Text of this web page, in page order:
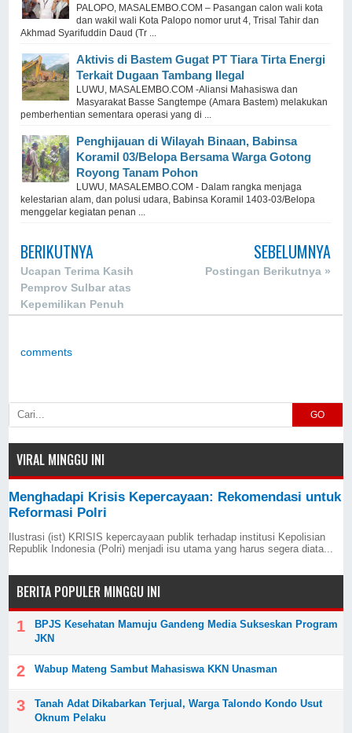
PALOPO, MASALEMBO.COM – Pasangan calon wali kota
dan wakil wali Kota Palopo nomor urut 4, Trisal Tahir dan
Akhmad Syarifuddin Daud (Tr ...
Aktivis di Bastem Gugat PT Tiara Tirta Energi
Terkait Dugaan Tambang Ilegal
LUWU, MASALEMBO.COM -Aliansi Mahasiswa dan
Masyarakat Basse Sangtempe (Amara Bastem) melakukan
pemberhentian sementara operasi yang di ...
Penghijauan di Wilayah Binaan, Babinsa
Koramil 03/Belopa Bersama Warga Gotong
Royong Tanam Pohon
LUWU, MASALEMBO.COM - Dalam rangka menjaga
kelestarian alam, dan polusi udara, Babinsa Koramil 1403-03/Belopa
menggelar kegiatan penan ...
BERIKUTNYA
Ucapan Terima Kasih
Pemprov Sulbar atas
Kepemilikan Penuh
SEBELUMNYA
Postingan Berikutnya »
comments
GO
VIRAL MINGGU INI
Menghadapi Krisis Kepercayaan: Rekomendasi untuk
Reformasi Polri
Ilustrasi (ist) KRISIS kepercayaan publik terhadap institusi Kepolisian
Republik Indonesia (Polri) menjadi isu utama yang harus segera diata...
BERITA POPULER MINGGU INI
BPJS Kesehatan Mamuju Gandeng Media Sukseskan Program
JKN
Wabup Mateng Sambut Mahasiswa KKN Unasman
Tanah Adat Dikabarkan Terjual, Warga Talondo Kondo Usut
Oknum Pelaku